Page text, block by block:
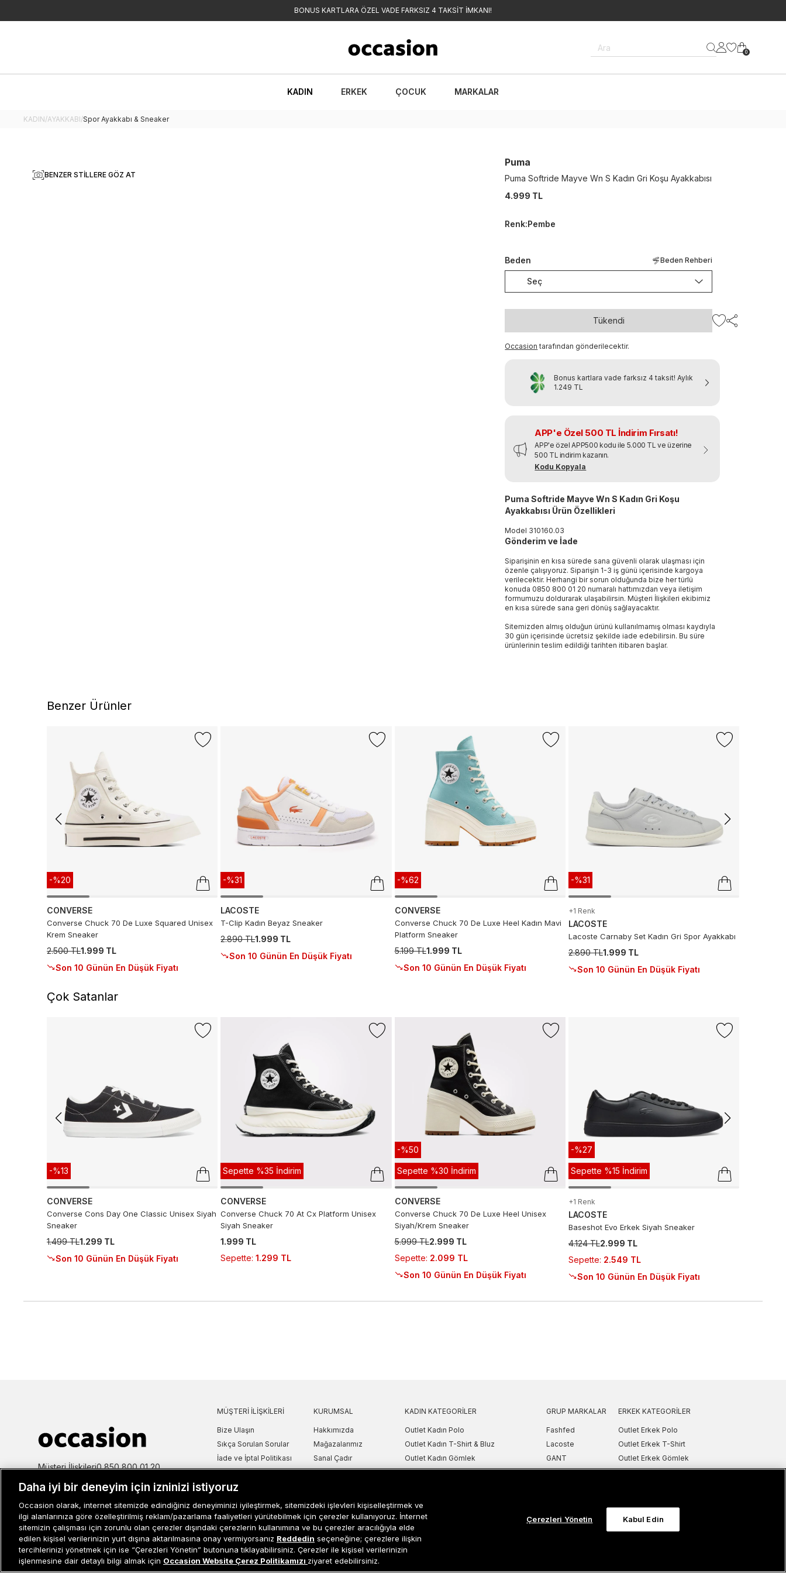
BONUS KARTLARA ÖZEL VADE FARKSIZ 4 TAKSİT İMKANI!
Ara 0
KADIN ERKEK ÇOCUK MARKALAR
KADIN/AYAKKABI/Spor Ayakkabı & Sneaker
BENZER STILLERE GÖZ AT
Puma
Puma Softride Mayve Wn S Kadın Gri Koşu Ayakkabısı
4.999 TL
Renk:Pembe
Beden Beden Rehberi
Seç
Tükendi
Occasion tarafından gönderilecektir.
Bonus kartlara vade farksız 4 taksit! Aylık
1.249 TL
APP'e Özel 500 TL İndirim Fırsatı!
APP'e özel APP500 kodu ile 5.000 TL ve üzerine
500 TL indirim kazanın.
Kodu Kopyala
Puma Softride Mayve Wn S Kadın Gri Koşu
Ayakkabısı Ürün Özellikleri
Model 310160.03
Gönderim ve İade
Siparişinin en kısa sürede sana güvenli olarak ulaşması için
özenle çalışıyoruz. Siparişin 1-3 iş günü içerisinde kargoya
verilecektir. Herhangi bir sorun olduğunda bize her türlü
konuda 0850 800 01 20 numaralı hattımızdan veya iletişim
formumuzu doldurarak ulaşabilirsin. Müşteri İlişkileri ekibimiz
en kısa sürede sana geri dönüş sağlayacaktır.
Sitemizden almış olduğun ürünü kullanılmamış olması kaydıyla
30 gün içerisinde ücretsiz şekilde iade edebilirsin. Bu süre
ürünlerinin teslim edildiği tarihten itibaren başlar.
Benzer Ürünler
-%20
CONVERSE
Converse Chuck 70 De Luxe Squared Unisex
Krem Sneaker
2.500 TL1.999 TL
Son 10 Günün En Düşük Fiyatı
-%31
LACOSTE
T-Clip Kadın Beyaz Sneaker
2.890 TL1.999 TL
Son 10 Günün En Düşük Fiyatı
-%62
CONVERSE
Converse Chuck 70 De Luxe Heel Kadın Mavi
Platform Sneaker
5.199 TL1.999 TL
Son 10 Günün En Düşük Fiyatı
-%31
+1 Renk
LACOSTE
Lacoste Carnaby Set Kadın Gri Spor Ayakkabı
2.890 TL1.999 TL
Son 10 Günün En Düşük Fiyatı
Çok Satanlar
-%13
CONVERSE
Converse Cons Day One Classic Unisex Siyah
Sneaker
1.499 TL1.299 TL
Son 10 Günün En Düşük Fiyatı
Sepette %35 İndirim
CONVERSE
Converse Chuck 70 At Cx Platform Unisex
Siyah Sneaker
1.999 TL
Sepette: 1.299 TL
-%50
Sepette %30 İndirim
CONVERSE
Converse Chuck 70 De Luxe Heel Unisex
Siyah/Krem Sneaker
5.999 TL2.999 TL
Sepette: 2.099 TL
Son 10 Günün En Düşük Fiyatı
-%27
Sepette %15 İndirim
+1 Renk
LACOSTE
Baseshot Evo Erkek Siyah Sneaker
4.124 TL2.999 TL
Sepette: 2.549 TL
Son 10 Günün En Düşük Fiyatı
Müşteri İlişkileri0 850 800 01 20
MÜŞTERI İLIŞKILERI
Bize Ulaşın
Sıkça Sorulan Sorular
İade ve İptal Politikası
Kampanya Bilgilendirme
Kullanım Şartları
Site Haritası
Misafir Üye Sipariş Takip
İşlem Rehberi
KURUMSAL
Hakkımızda
Mağazalarımız
Sanal Çadır
Bilgi Toplum Hizmetleri
KADIN KATEGORILER
Outlet Kadın Polo
Outlet Kadın T-Shirt & Bluz
Outlet Kadın Gömlek
Outlet Kadın Sweatshirt
Outlet Kadın Mont & Ceket
Outlet Kadın Spor Ayakkabı & Sneaker
Outlet Kadın Çanta & Cüzdan
GRUP MARKALAR
Fashfed
Lacoste
GANT
Nautica
ERKEK KATEGORILER
Outlet Erkek Polo
Outlet Erkek T-Shirt
Outlet Erkek Gömlek
Outlet Erkek Sweatshirt
Outlet Erkek Spor Ayakkabı & Sneaker
Daha iyi bir deneyim için izninizi istiyoruz
Occasion olarak, internet sitemizde edindiğiniz deneyiminizi iyileştirmek, sitemizdeki işlevleri kişiselleştirmek ve
ilgi alanlarınıza göre özelleştirilmiş reklam/pazarlama faaliyetleri yürütebilmek için çerezler kullanıyoruz. İnternet
sitemizin çalışması için zorunlu olan çerezler dışındaki çerezlerin kullanımına ve bu çerezler aracılığıyla elde
edilen kişisel verilerinizin yurt dışına aktarılmasına onay vermiyorsanız Reddedin seçeneğine; çerezlere ilişkin
tercihlerinizi yönetmek için ise “Çerezleri Yönetin” butonuna tıklayabilirsiniz. Çerezler ile kişisel verilerinizin
işlenmesine dair detaylı bilgi almak için Occasion Website Çerez Politikamızı ziyaret edebilirsiniz.
Çerezleri Yönetin Kabul Edin